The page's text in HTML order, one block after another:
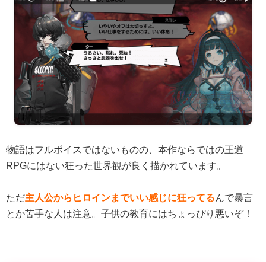
物語はフルボイスではないものの、本作ならではの王道
RPGにはない狂った世界観が良く描かれています。
ただ主人公からヒロインまでいい感じに狂ってるんで暴言
とか苦手な人は注意。子供の教育にはちょっぴり悪いぞ！